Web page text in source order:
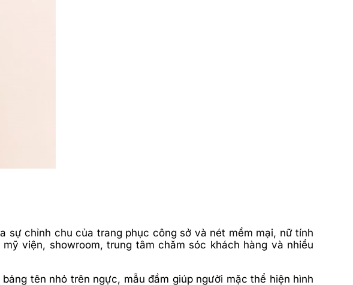
sự chỉnh chu của trang phục công sở và nét mềm mại, nữ tính
viện, showroom, trung tâm chăm sóc khách hàng và nhiều
tên nhỏ trên ngực, mẫu đầm giúp người mặc thể hiện hình